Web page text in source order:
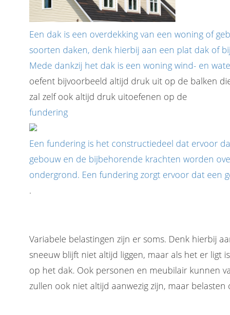
Een dak is een overdekking van een woning of
soorten daken, denk hierbij aan een plat dak of
Mede dankzij het dak is een woning wind- en
oefent bijvoorbeeld altijd druk uit op de balken
zal zelf ook altijd druk uitoefenen op de
fundering
Een fundering is het constructiedeel dat ervoor
gebouw en de bijbehorende krachten worden
ondergrond. Een fundering zorgt ervoor dat een
.
Variabele belastingen zijn er soms. Denk hierbij
sneeuw blijft niet altijd liggen, maar als het er ligt
op het dak. Ook personen en meubilair kunnen
zullen ook niet altijd aanwezig zijn, maar